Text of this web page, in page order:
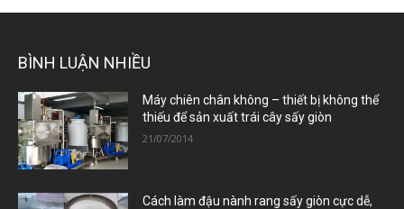
BÌNH LUẬN NHIỀU
Máy chiên chân không – thiết bị không thể
thiếu để sản xuất trái cây sấy giòn
21/07/2014
Cách làm đậu nành rang sấy giòn cực dễ,